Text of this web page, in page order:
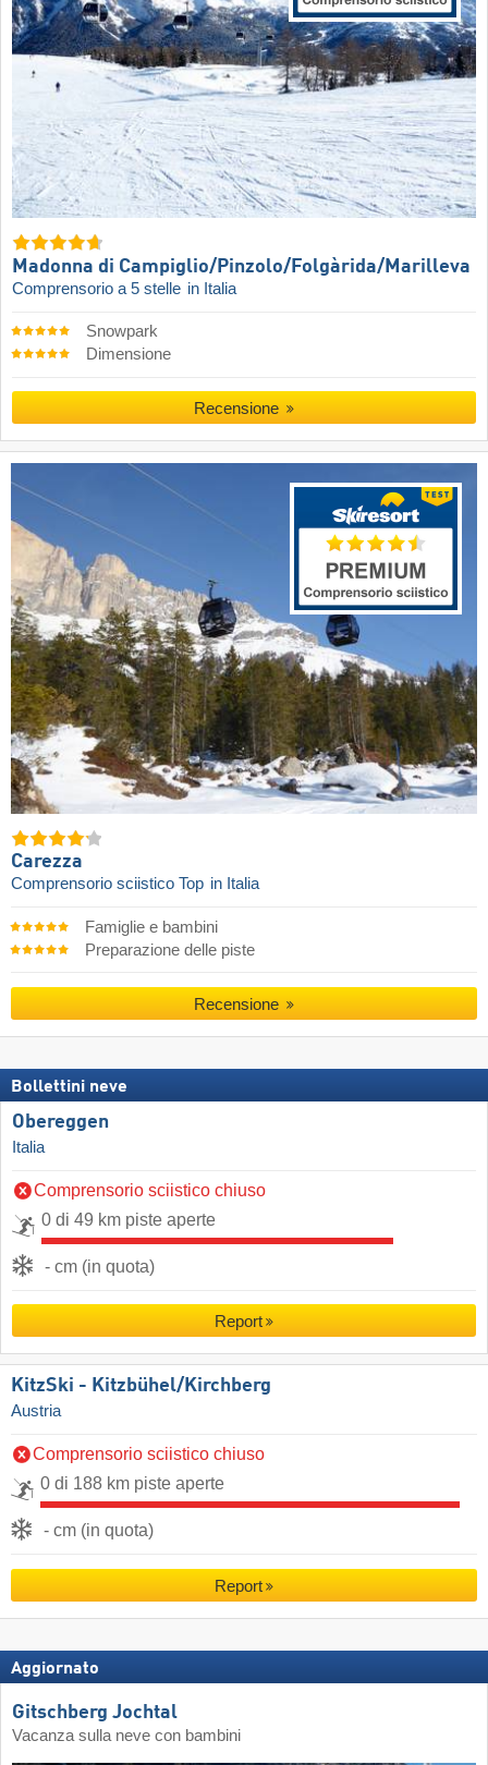
Madonna di Campiglio/​Pinzolo/​Folgàrida/​Marilleva
Comprensorio a 5 stelle in Italia
Snowpark
Dimensione
Recensione
Carezza
Comprensorio sciistico Top in Italia
Famiglie e bambini
Preparazione delle piste
Recensione
Bollettini neve
Obereggen
Italia
Comprensorio sciistico chiuso
0 di 49 km piste aperte
- cm (in quota)
Report
KitzSki - Kitzbühel/​Kirchberg
Austria
Comprensorio sciistico chiuso
0 di 188 km piste aperte
- cm (in quota)
Report
Aggiornato
Gitschberg Jochtal
Vacanza sulla neve con bambini